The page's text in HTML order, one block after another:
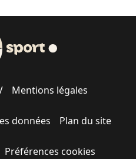
Mentions légales
données Plan du site
Préférences cookies